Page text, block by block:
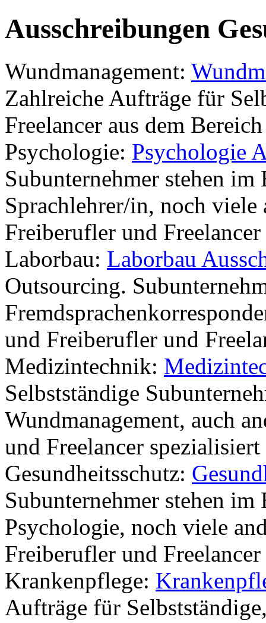
Ausschreibungen
Wundmanagement:
Zahlreiche Aufträge für
Freelancer aus dem
Psychologie: Psychologie
Subunternehmer stehen
Sprachlehrer/in, noch viele
Freiberufler und
Laborbau: Laborbau
Outsourcing.
und Freiberufler und
Medizintechnik:
Selbstständige
Wundmanagement, auch
und Freelancer
Gesundheitsschutz:
Subunternehmer stehen
Psychologie, noch viele
Freiberufler und
Krankenpflege:
Aufträge für